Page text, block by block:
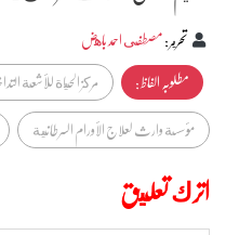
تحرير:مصطفى احمد باهض
مطلوبہ الفاظ :
مركز الحياة للأشعة
مؤسسة وارث لعلاج الأورام السرطانية
اترك تعليق